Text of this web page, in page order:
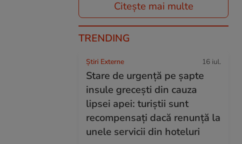
Citește mai multe
TRENDING
Știri Externe 16 iul.
Stare de urgență pe șapte
insule grecești din cauza
lipsei apei: turiștii sunt
recompensați dacă renunță la
unele servicii din hoteluri